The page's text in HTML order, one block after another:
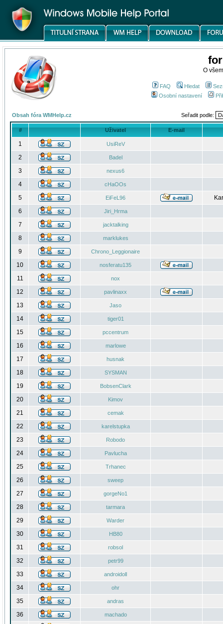
O
FAQ Hledat
Osobní nastavení
Obsah fóra WMHelp.cz Seřadit podle:
# Uživatel E-mail
1 UsiReV
2 Badel
3 nexus6
4 cHaOOs
5 EiFeL96
6
Jiri_Hrma
7 jacktalking
8 marklukes
9 Chrono_Leggionaire
10 nosferatu135
11 nox
12 pavlinaxx
13 Jaso
14 tiger01
15 pccentrum
16 marlowe
17 husnak
18 SYSMAN
19 BobsenClark
20 Kimov
21 cemak
22 karelstupka
23 Robodo
24 Pavlucha
25 Trhanec
26 sweep
27 gorgeNo1
28 tarmara
29 Warder
30 HB80
31 robsol
32 petr99
33 androidoll
34 ohr
35 andras
36 machado